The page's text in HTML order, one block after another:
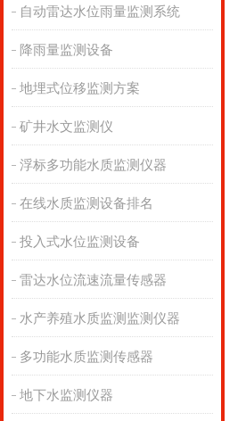
自动雷达水位雨量监测系统
降雨量监测设备
地埋式位移监测方案
矿井水文监测仪
浮标多功能水质监测仪器
在线水质监测设备排名
投入式水位监测设备
雷达水位流速流量传感器
水产养殖水质监测监测仪器
多功能水质监测传感器
地下水监测仪器